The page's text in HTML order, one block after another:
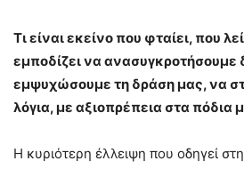
Τι είναι εκείνο που φταίει, που
εμποδίζει να ανασυγκροτήσουμε
εμψυχώσουμε τη δράση μας, να
λόγια, με αξιοπρέπεια στα πόδια
Η κυριότερη έλλειψη που οδηγεί